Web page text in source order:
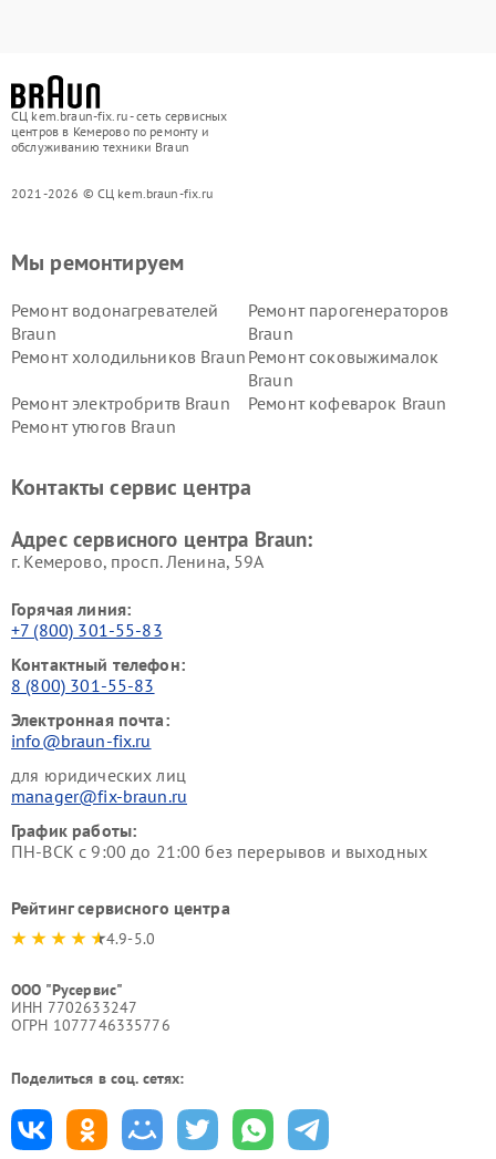
СЦ kem.braun-fix.ru - сеть сервисных
центров в Кемерово по ремонту и
обслуживанию техники Braun
2021-2026 © СЦ kem.braun-fix.ru
Мы ремонтируем
Ремонт водонагревателей
Braun
Ремонт парогенераторов
Braun
Ремонт холодильников Braun Ремонт соковыжималок
Braun
Ремонт электробритв Braun
Ремонт кофеварок Braun
Ремонт утюгов Braun
Контакты сервис центра
Адрес сервисного центра Braun:
г. Кемерово, просп. Ленина, 59А
Горячая линия:
+7 (800) 301-55-83
Контактный телефон:
8 (800) 301-55-83
Электронная почта:
info@braun-fix.ru
для юридических лиц
manager@fix-braun.ru
График работы:
ПН-ВСК с 9:00 до 21:00 без перерывов и выходных
Рейтинг сервисного центра
4.9-5.0
ООО "Русервис"
ИНН 7702633247
ОГРН 1077746335776
Поделиться в соц. сетях: